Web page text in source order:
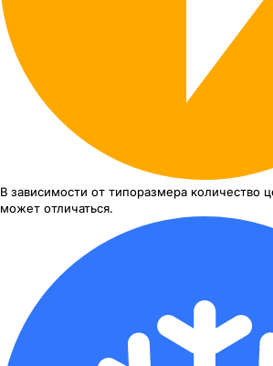
В зависимости от типоразмера количество
может отличаться.